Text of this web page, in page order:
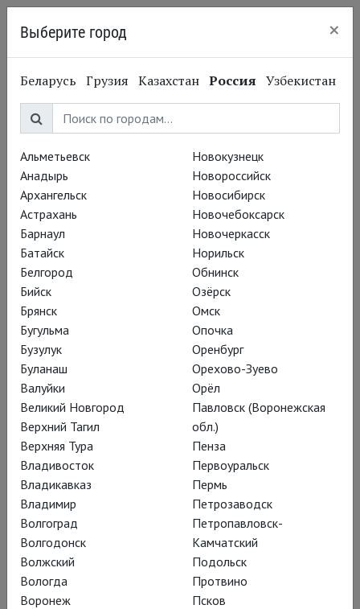
Вадим Рутковский
Жизнь при царе
Кама Гинкас поставил в
Пространстве «Внутри» спектакль
«Тупейный художник»; по рассказу
Николая Лескова; с неожиданным
актёрским составом; смешно,
исторично, жестоко
Выберите город ×
Беларусь Грузия Казахстан Россия Узбекистан
Альметьевск
Анадырь
Архангельск
Астрахань
Барнаул
Батайск
Белгород
Бийск
Брянск
Бугульма
Бузулук
Буланаш
Валуйки
Великий Новгород
Верхний Тагил
Верхняя Тура
Владивосток
Владикавказ
Владимир
Волгоград
Волгодонск
Волжский
Вологда
Воронеж
Новокузнецк
Новороссийск
Новосибирск
Новочебоксарск
Новочеркасск
Норильск
Обнинск
Озёрск
Омск
Опочка
Оренбург
Орехово-Зуево
Орёл
Павловск (Воронежская
обл.)
Пенза
Первоуральск
Пермь
Петрозаводск
Петропавловск-
Камчатский
Подольск
Протвино
Псков